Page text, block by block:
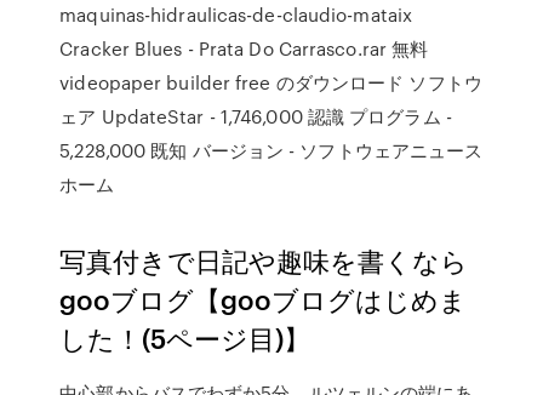
maquinas-hidraulicas-de-claudio-mataix
Cracker Blues - Prata Do Carrasco.rar 無料
videopaper builder free のダウンロード ソフトウ
ェア UpdateStar - 1,746,000 認識 プログラム -
5,228,000 既知 バージョン - ソフトウェアニュース
ホーム
写真付きで日記や趣味を書くなら
gooブログ【gooブログはじめま
した！(5ページ目)】